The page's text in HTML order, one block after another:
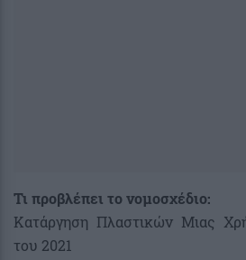
Τι προβλέπει το νομοσχέδιο:
Κατάργηση Πλαστικών Μιας
του 2021